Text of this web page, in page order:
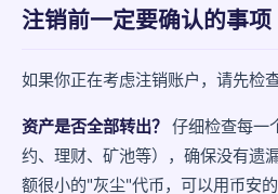
注销前一定要确认的事项
如果你正在考虑注销账户，请先检
资产是否全部转出？ 仔细检查每一
约、理财、矿池等），确保没有遗
额很小的"灰尘"代币，可以用币安